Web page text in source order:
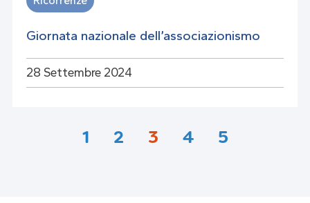
Giornata nazionale dell’associazionismo
28 Settembre 2024
1 2 3 4 5